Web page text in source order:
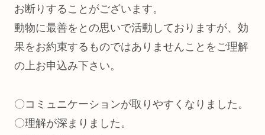
お断りすることがございます。
動物に最善をとの思いで活動しておりますが、効
果をお約束するものではありませんことをご理解
の上お申込み下さい。
〇コミュニケーションが取りやすくなりました。
〇理解が深まりました。